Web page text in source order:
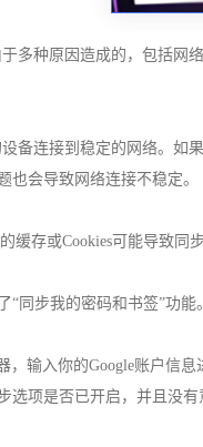
多种原因造成的，包括网
备连接到稳定的网络。如
也会导致网络连接不稳定。
缓存或Cookies可能导致
同步我的密码和书签”功能。
输入你的Google账户信息
选项是否已开启，并且没有